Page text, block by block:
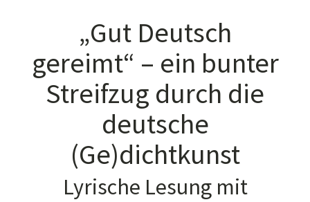
„Gut Deutsch
gereimt“ – ein bunter
Streifzug durch die
deutsche
(Ge)dichtkunst
Lyrische Lesung mit